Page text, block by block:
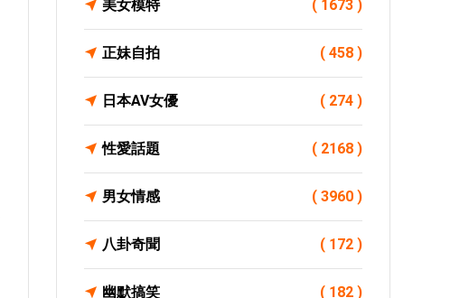
美女模特 ( 1673 )
正妹自拍 ( 458 )
日本AV女優 ( 274 )
性愛話題 ( 2168 )
男女情感 ( 3960 )
八卦奇聞 ( 172 )
幽默搞笑 ( 182 )